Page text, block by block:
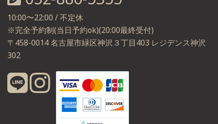
10:00〜22:00 / 不定休
※完全予約制(当日予約ok)(20:00最終受付)
〒458-0014 名古屋市緑区神沢３丁目403 レジデンス神沢
302